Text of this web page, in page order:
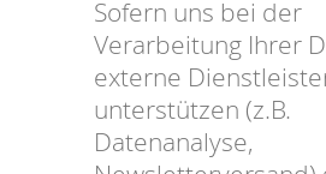
Sofern uns bei der
Verarbeitung Ihrer
externe
unterstützen (z.B.
Datenanalyse,